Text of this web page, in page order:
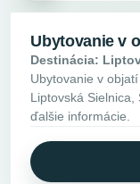
Ubytovanie v
Destinácia:
Ubytovanie v
Liptovská Sielnica,
ďalšie informácie.